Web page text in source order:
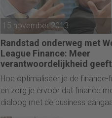
Etam. Hoewel een business
een stuk meer in zijn mars moet
hebben dan het controleren van
getallen en bedragen,
Dongen dat een financiële basis
cruciaal is. "Business controllers
niet kunnen boekhouden zijn
voor de rol."
15 november 2013
Randstad onderweg met
League Finance: Meer
verantwoordelijkheid geeft
betere resultaten
Hoe optimaliseer je de finance-
en zorg je ervoor dat finance
dialoog met de business
helpt bij het leveren van